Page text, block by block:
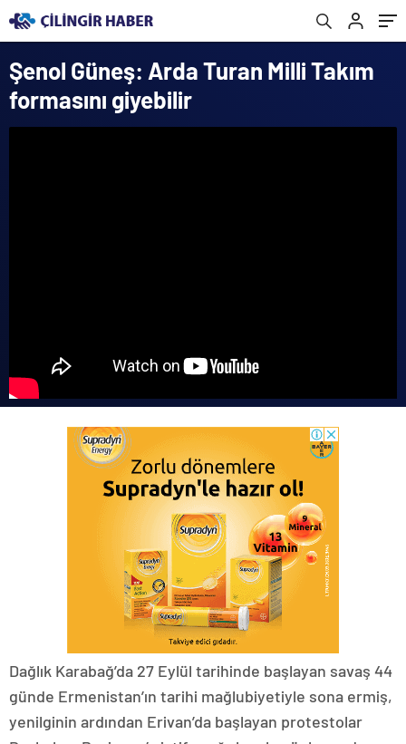
Şenol Güneş: Arda Turan Milli Takım
formasını giyebilir
Dağlık Karabağ’da 27 Eylül tarihinde başlayan savaş 44
günde Ermenistan’ın tarihi mağlubiyetiyle sona ermiş,
yenilginin ardından Erivan’da başlayan protestolar